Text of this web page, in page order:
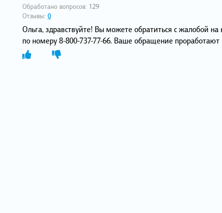
Обработано вопросов: 129
Отзывы: 0
Ольга, здравствуйте! Вы можете обратиться с жалобой
по номеру 8-800-737-77-66. Ваше обращение